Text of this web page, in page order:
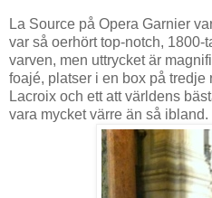
La Source på Opera Garnier
var så oerhört top-notch, 1800-
varven, men uttrycket är
foajé, platser i en box på tredje
Lacroix och ett att världens
vara mycket värre än så